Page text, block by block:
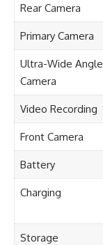
Rear Camera
Primary Camera
Ultra-Wide Angle
Camera
Video Recording
Front Camera
Battery
Charging
Storage